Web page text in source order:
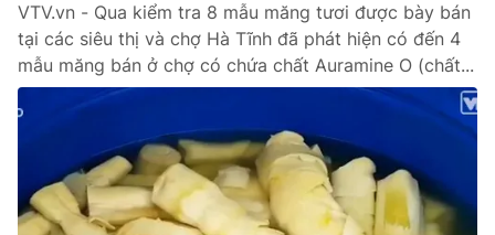
VTV.vn - Qua kiểm tra 8 mẫu măng tươi được bày bán
tại các siêu thị và chợ Hà Tĩnh đã phát hiện có đến 4
mẫu măng bán ở chợ có chứa chất Auramine O (chất...